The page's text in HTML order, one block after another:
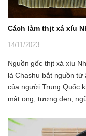
Cách làm thịt xá xíu
14/11/2023
Nguồn gốc thịt xá xíu
là Chashu bắt nguồn từ
của người Trung Quốc
mật ong, tương đen,